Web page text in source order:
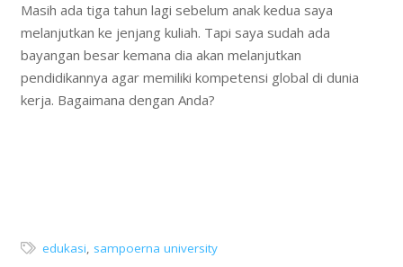
Masih ada tiga tahun lagi sebelum anak kedua saya
melanjutkan ke jenjang kuliah. Tapi saya sudah ada
bayangan besar kemana dia akan melanjutkan
pendidikannya agar memiliki kompetensi global di dunia
kerja. Bagaimana dengan Anda?
edukasi sampoerna university